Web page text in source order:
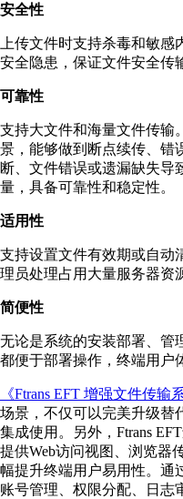
安全性
上传文件时支持杀毒和敏
安全隐患，保证文件安全传
可靠性
支持大文件和海量文件传输
景，能够做到断点续传、错
断、文件错误或遗漏缺失导
量，具备可靠性和稳定性。
适用性
支持设置文件有效期或自动
理员处理占用大量服务器资
简便性
无论是系统的安装部署、管
都便于部署操作，终端用户
《Ftrans EFT 增强文件传输
场景，不仅可以完美升级替
集成使⽤。另外，Ftrans
提供Web访问视图、浏览器
幅提升终端⽤户易⽤性。通
账号管理、权限分配、⽇志